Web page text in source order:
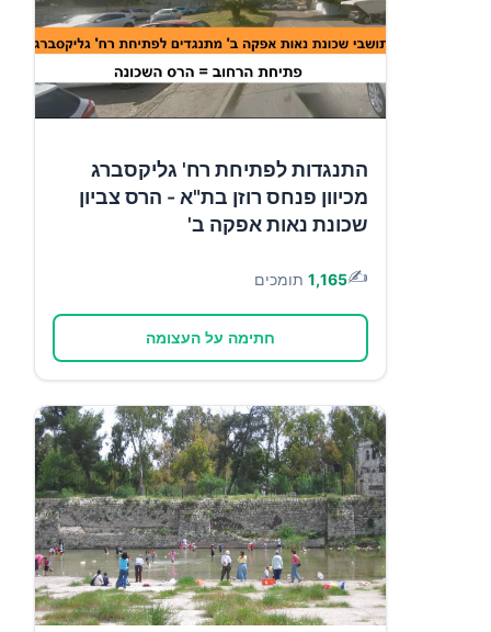
התנגדות לפתיחת רח' גליקסברג
מכיוון פנחס רוזן בת"א - הרס צביון
שכונת נאות אפקה ב'
✍️
1,165 תומכים
חתימה על העצומה